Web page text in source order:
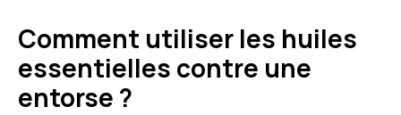
Comment utiliser les huiles
essentielles contre une
entorse ?